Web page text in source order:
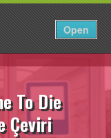
Open
TR
To Die
Çeviri